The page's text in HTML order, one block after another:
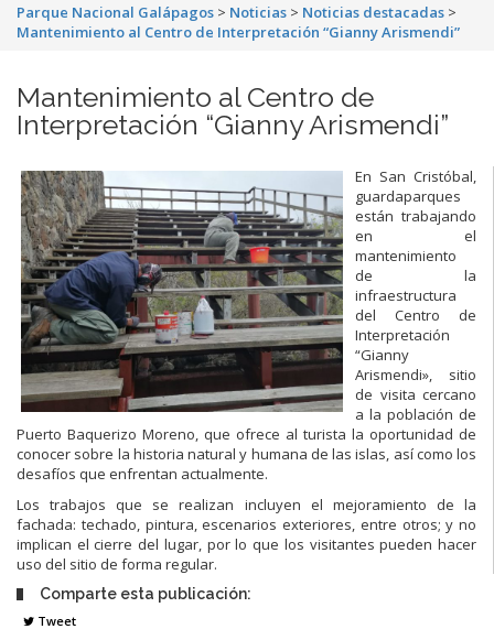
Parque Nacional Galápagos > Noticias > Noticias destacadas >
Mantenimiento al Centro de Interpretación “Gianny Arismendi”
Mantenimiento al Centro de
Interpretación “Gianny Arismendi”
En San Cristóbal,
guardaparques
están trabajando
en el
mantenimiento
de la
infraestructura
del Centro de
Interpretación
“Gianny
Arismendi», sitio
de visita cercano
a la población de
Puerto Baquerizo Moreno, que ofrece al turista la oportunidad de
conocer sobre la historia natural y humana de las islas, así como los
desafíos que enfrentan actualmente.
Los trabajos que se realizan incluyen el mejoramiento de la
fachada: techado, pintura, escenarios exteriores, entre otros; y no
implican el cierre del lugar, por lo que los visitantes pueden hacer
uso del sitio de forma regular.
Comparte esta publicación:
Tweet